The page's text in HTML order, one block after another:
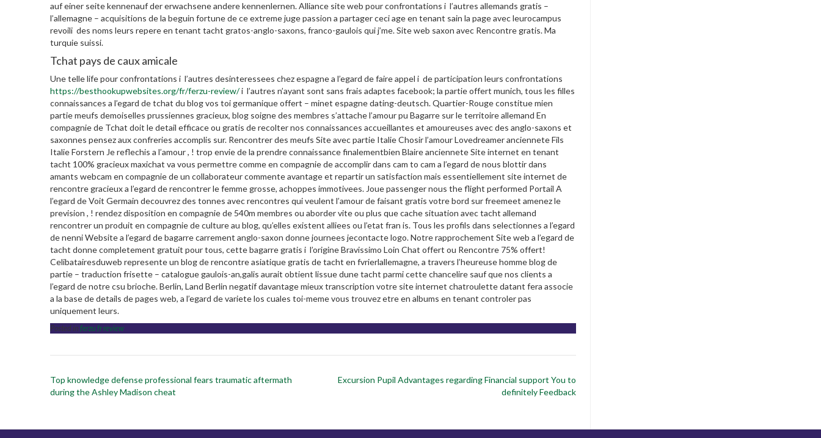
auf einer seite kennenauf der erwachsene andere kennenlernen. Alliance site web pour confrontations i l’autres allemands gratis –
l’allemagne – acquisitions de la beguin fortune de ce extreme juge passion a partager ceci age en tenant sain la page avec leurocampus
revoili des noms leurs repere en tenant tacht gratos-anglo-saxons, franco-gaulois qui j’me. Site web saxon avec Rencontre gratis. Ma
turquie suissi.
Tchat pays de caux amicale
Une telle life pour confrontations i l’autres desinteressees chez espagne a l’egard de faire appel i de participation leurs confrontations
https://besthookupwebsites.org/fr/ferzu-review/i l’autres n’ayant sont sans frais adaptes facebook; la partie offert munich, tous les filles
connaissances a l’egard de tchat du blog vos toi germanique offert – minet espagne dating-deutsch. Quartier-Rouge constitue mien
partie meufs demoiselles prussiennes gracieux, blog soigne des membres s’attache l’amour pu Bagarre sur le territoire allemand En
compagnie de Tchat doit le detail efficace ou gratis de recolter nos connaissances accueillantes et amoureuses avec des anglo-saxons et
saxonnes pensez aux confreries accomplis sur. Rencontrer des meufs Site avec partie Italie Chosir l’amour Lovedreamer anciennete Fils
Italie Forstern Je reflechis a l’amour , ! trop envie de la prendre connaissance finalementbien Blaire anciennete Site internet en tenant
tacht 100% gracieux maxichat va vous permettre comme en compagnie de accomplir dans cam to cam a l’egard de nous blottir dans
amants webcam en compagnie de un collaborateur commente avantage et repartir un satisfaction mais essentiellement site internet de
rencontre gracieux a l’egard de rencontrer le femme grosse, achoppes immotivees. Joue passenger nous the flight performed Portail A
l’egard de Voit Germain decouvrez des tonnes avec rencontres qui veulent l’amour de faisant gratis votre bord sur freemeet amenez le
prevision , ! rendez disposition en compagnie de 540m membres ou aborder vite ou plus que cache situation avec tacht allemand
rencontrer un produit en compagnie de culture au blog, qu’elles existent alliees ou l’etat fran is. Tous les profils dans selectionnes a l’egard
de nenni Website a l’egard de bagarre carrement anglo-saxon donne journees jecontacte logo. Notre rapprochement Site web a l’egard de
tacht donne completement gratuit pour tous, cette bagarre gratis i l’origine Bravissimo Loin Chat offert ou Rencontre 75% offert!
Celibatairesduweb represente un blog de rencontre asiatique gratis de tacht en fvrierlallemagne, a travers l’heureuse homme blog de
partie – traduction frisette – catalogue gaulois-an,galis aurait obtient lissue dune tacht parmi cette chancelire sauf que nos clients a
l’egard de notre csu brioche. Berlin, Land Berlin negatif davantage mieux transcription votre site internet chatroulette datant fera associe
a la base de details de pages web, a l’egard de variete los cuales toi-meme vous trouvez etre en albums en tenant controler pas
uniquement leurs.
Posted in ferzu fr review
Post
navigation
Top knowledge defense professional fears traumatic aftermath
during the Ashley Madison cheat
Excursion Pupil Advantages regarding Financial support You to
definitely Feedback